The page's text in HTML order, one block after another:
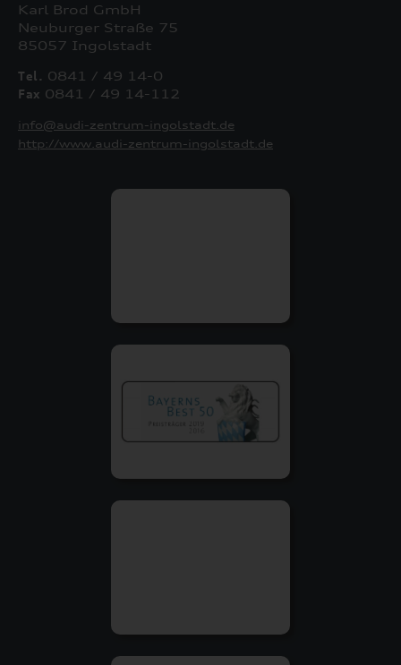
Karl Brod GmbH
Neuburger Straße 75
85057 Ingolstadt
Tel. 0841 / 49 14-0
Fax 0841 / 49 14-112
info@audi-zentrum-ingolstadt.de
http://www.audi-zentrum-ingolstadt.de